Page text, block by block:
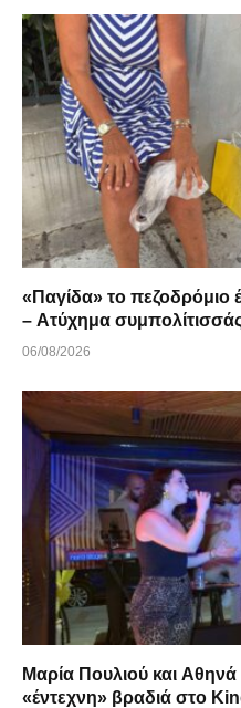
«Παγίδα» το
– Ατύχημα
06/08/2026
Μαρία Πουλιού και
«έντεχνη» βραδιά στο